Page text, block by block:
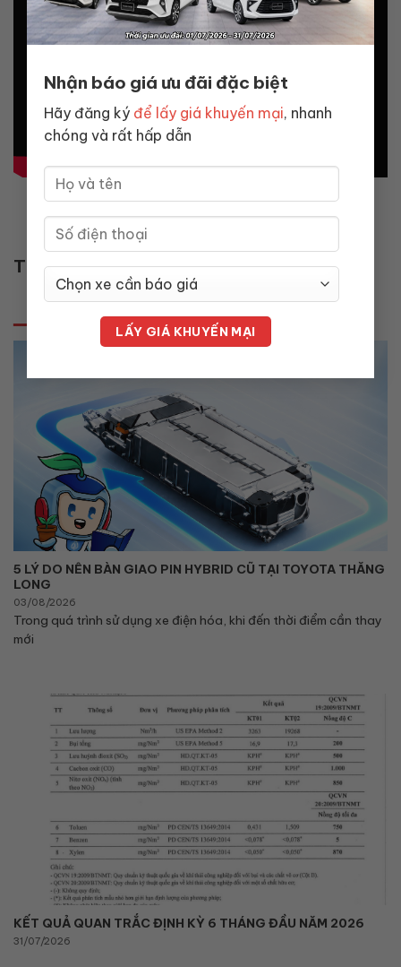
Nhận báo giá ưu đãi đặc biệt
Hãy đăng ký để lấy giá khuyến mại, nhanh
chóng và rất hấp dẫn
TIN TỨC & KHUYẾN MÃI
TIN TỨC KHUYẾN MẠI GÓC KỸ THUẬT
5 LÝ DO NÊN BÀN GIAO PIN HYBRID CŨ TẠI TOYOTA THĂNG
LONG
03/08/2026
Trong quá trình sử dụng xe điện hóa, khi đến thời điểm cần thay
mới
KẾT QUẢ QUAN TRẮC ĐỊNH KỲ 6 THÁNG ĐẦU NĂM 2026
31/07/2026